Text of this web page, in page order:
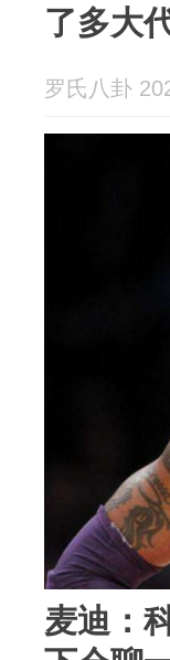
了多大
罗氏八卦
麦迪：